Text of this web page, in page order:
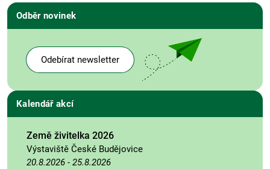
Odběr novinek
Odebírat newsletter
Kalendář akcí
Země živitelka 2026
Výstaviště České Budějovice
20.8.2026 - 25.8.2026